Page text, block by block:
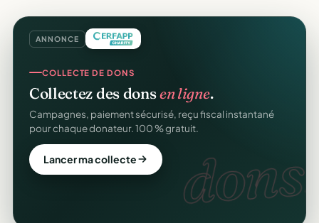
ANNONCE
dons.
COLLECTE DE DONS
Collectez des donsen ligne.
Campagnes, paiement sécurisé, reçu fiscal instantané
pour chaque donateur. 100 % gratuit.
Lancer ma collecte